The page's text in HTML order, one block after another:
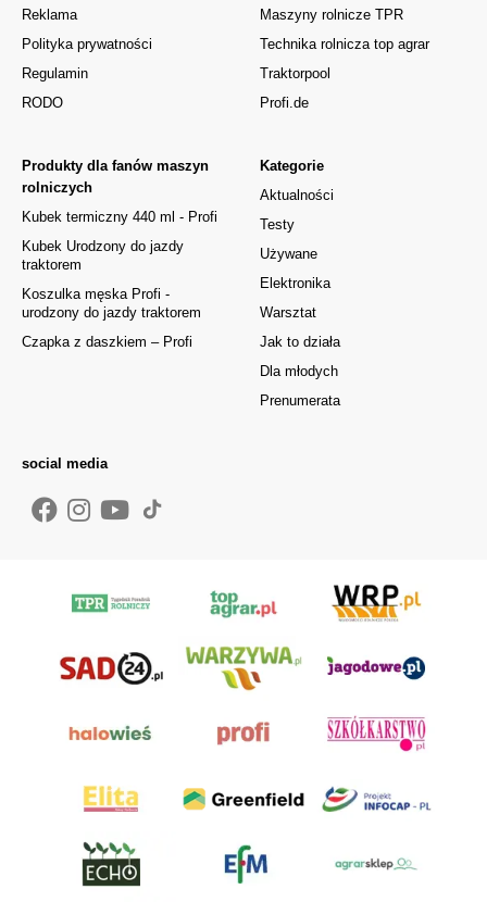
Reklama
Polityka prywatności
Regulamin
RODO
Kategorie
Aktualności
Testy
Używane
Elektronika
Warsztat
Jak to działa
Dla młodych
Prenumerata
Produkty dla fanów maszyn
rolniczych
Kubek termiczny 440 ml - Profi
Kubek Urodzony do jazdy
traktorem
Koszulka męska Profi -
urodzony do jazdy traktorem
Czapka z daszkiem – Profi
Maszyny rolnicze TPR
Technika rolnicza top agrar
Traktorpool
Profi.de
social media